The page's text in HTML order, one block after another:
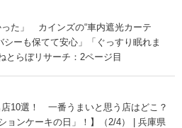
った」 カインズの“車内遮光カーテ
ーも保てて安心」「ぐっすり眠れま
とらぼリサーチ：2ページ目
10選！ 一番うまいと思う店はどこ？
ョンケーキの日」！】（2/4） | 兵庫県